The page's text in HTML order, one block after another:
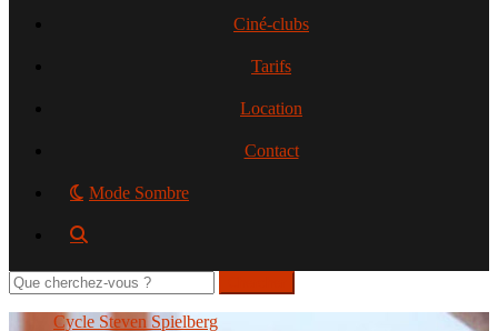
Ciné-clubs
Tarifs
Location
Contact
Mode Sombre
Rechercher
sur
Cycle Steven Spielberg